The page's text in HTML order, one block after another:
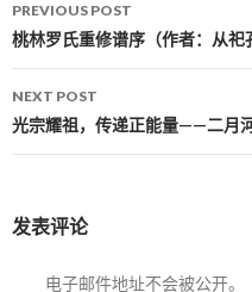
Post navigation
PREVIOUS POST
桃林罗氏重修谱序（作者：从祀
NEXT POST
光宗耀祖，传递正能量——二月
发表评论
电子邮件地址不会被公开。